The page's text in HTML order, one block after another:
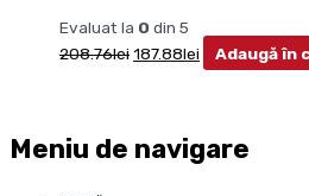
Evaluat la 0 din 5
208.76lei187.88lei Adaugă în
Meniu de navigare